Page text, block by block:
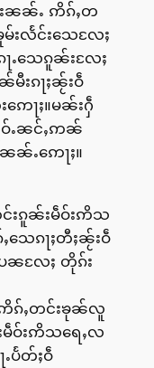
းၼၼ်ႉ ဢိၵ်ႇတ
းလႅင်းသေလႄႈ
ႉသေၵူၼ်းလႄႈ
မီးၵႃႈၼႂ်းဝဵ
ေႃႈ။မၼ်းႁဵ
ႉၼင်ႇဢၼ်
ၼ်ႉဢေႃႈ။
းၵူၼ်းမဵဝ်းဢိသ
သေၵႃႈတီႈၼႂ်းဝဵ
ပၼလႄႈ တိုၵ်း
ဢိၵ်ႇတင်းၶုၼ်လူ
မဵဝ်းဢိသရေႇလ
ပႅတ်ႈဝဵ